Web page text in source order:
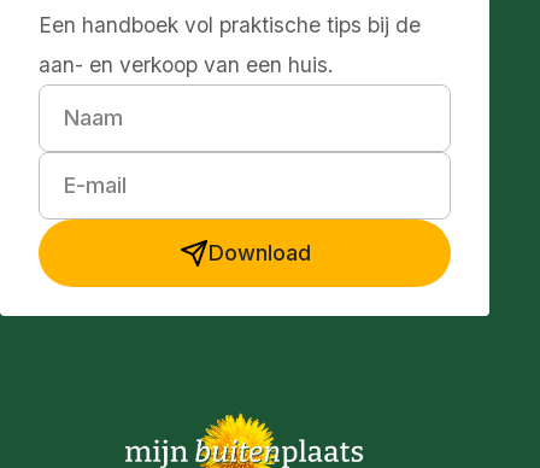
Een handboek vol praktische tips bij de
aan- en verkoop van een huis.
Naam
E-mail
Download